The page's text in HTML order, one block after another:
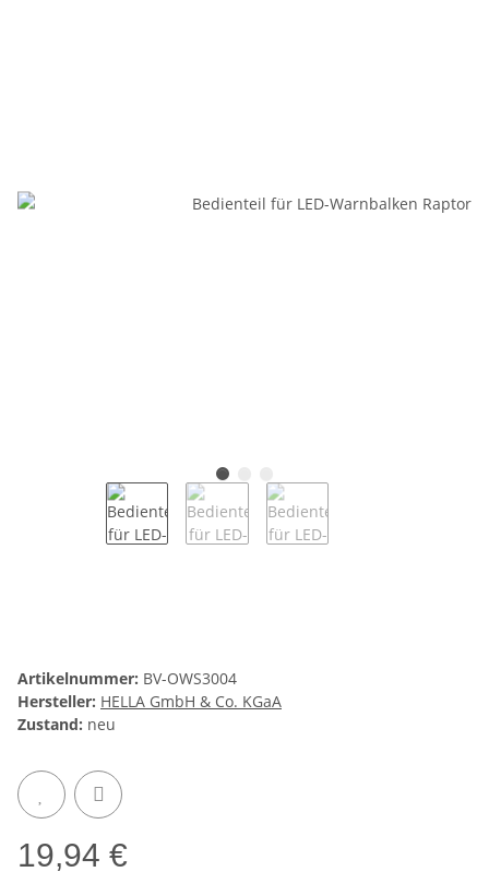
Artikelnummer: BV-OWS3004
Hersteller: HELLA GmbH & Co. KGaA
Zustand: neu
19,94 €